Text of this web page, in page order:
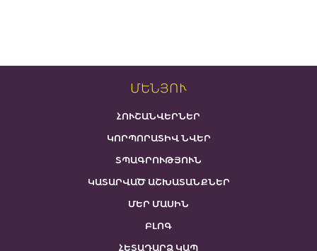
ՄԵՆՅՈՒ
ՀՈՒՇԱՆՎԵՐՆԵՐ
ԿՈՐՊՈՐԱՏԻՎ ՆՎԵՐ
ՏՊԱԳՐՈՒԹՅՈՒՆ
ԿԱՏԱՐՎԱԾ ԱՇԽԱՏԱՆՔՆԵՐ
ՄԵՐ ՄԱՍԻՆ
ԲԼՈԳ
ՀԵՏԱԴԱՐՁ ԿԱՊ